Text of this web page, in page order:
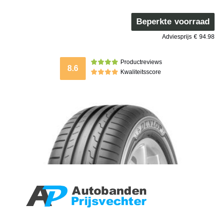
Beperkte voorraad
Adviesprijs € 94.98
8.6
Productreviews
Kwaliteitsscore